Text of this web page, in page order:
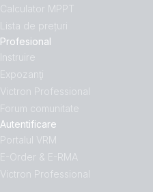
Calculator MPPT
Lista de prețuri
Profesional
Instruire
Expozanţi
Victron Professional
Forum comunitate
Autentificare
Portalul VRM
E-Order & E-RMA
Victron Professional